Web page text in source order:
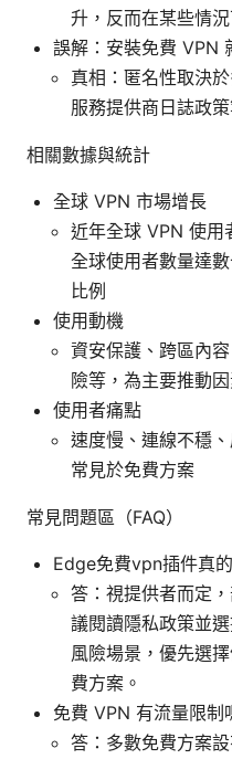
升，反而在某些情況
誤解：安裝免費 VPN
真相：匿名性取決
服務提供商日誌政
相關數據與統計
全球 VPN 市場增長
近年全球 VPN 使
全球使用者數量達
比例
使用動機
資安保護、跨區內
險等，為主要推動
使用者痛點
速度慢、連線不穩
常見於免費方案
常見問題區（FAQ）
Edge免費vpn插件真
答：視提供者而定
議閱讀隱私政策並
風險場景，優先選
費方案。
免費 VPN 有流量限制
答：多數免費方案